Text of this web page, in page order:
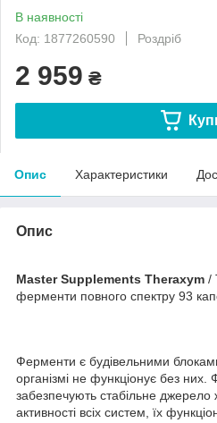
В наявності
Код: 1877260590
Роздріб
2 959 ₴
Опис Характеристики
Опис
Master Supplements Theraxym /
ферменти повного спектру 93
Ферменти є будівельними
організмі не функціонує без них.
забезпечують стабільне
активності всіх систем, їх